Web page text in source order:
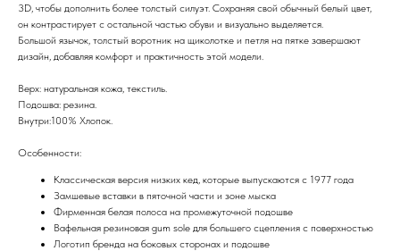
3D, чтобы дополнить более толстый силуэт. Сохраняя свой обычный белый цвет,
он контрастирует с остальной частью обуви и визуально выделяется.
Большой язычок, толстый воротник на щиколотке и петля на пятке завершают
дизайн, добавляя комфорт и практичность этой модели.
Верх: натуральная кожа, текстиль.
Подошва: резина.
Внутри:100% Хлопок.
Особенности:
Классическая версия низких кед, которые выпускаются с 1977 года
Замшевые вставки в пяточной части и зоне мыска
Фирменная белая полоса на промежуточной подошве
Вафельная резиновая gum sole для большего сцепления с поверхностью
Логотип бренда на боковых сторонах и подошве